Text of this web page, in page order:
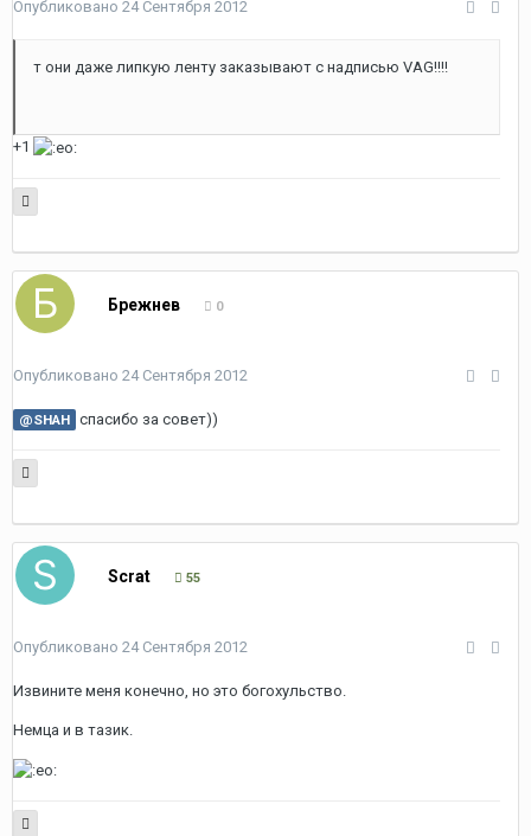
Опубликовано 24 Сентября 2012
т они даже липкую ленту заказывают с надписью VAG!!!!
+1
Брежнев 0
Опубликовано 24 Сентября 2012
@SHAH спасибо за совет))
Scrat 55
Опубликовано 24 Сентября 2012
Извините меня конечно, но это богохульство.
Немца и в тазик.